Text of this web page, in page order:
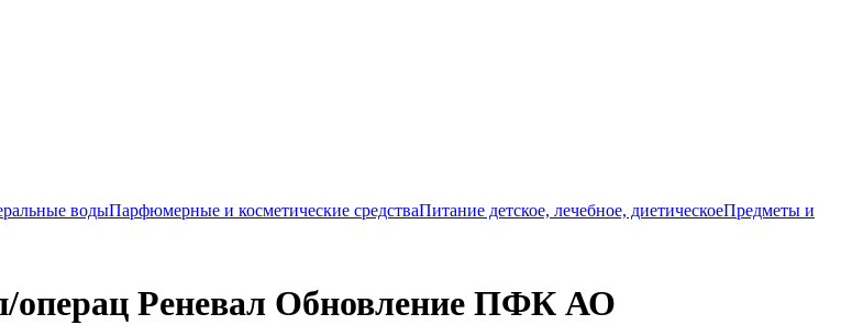
водыПарфюмерные и косметические средстваПитание детское, лечебное, диетическоеПредметы и
операц Реневал Обновление ПФК АО